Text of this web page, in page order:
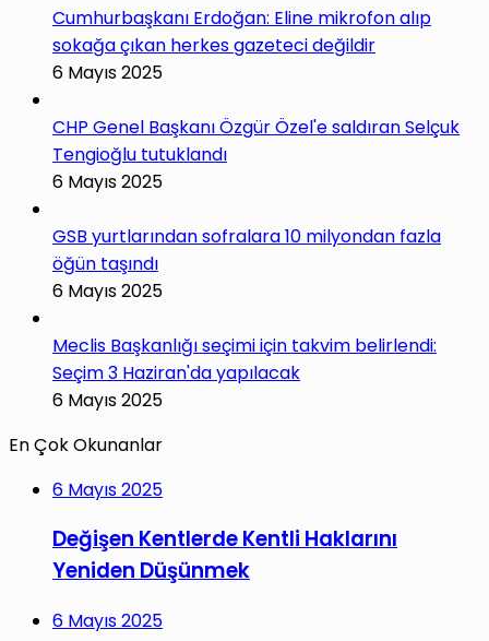
Cumhurbaşkanı Erdoğan: Eline mikrofon alıp
sokağa çıkan herkes gazeteci değildir
6 Mayıs 2025
CHP Genel Başkanı Özgür Özel'e saldıran Selçuk
Tengioğlu tutuklandı
6 Mayıs 2025
GSB yurtlarından sofralara 10 milyondan fazla
öğün taşındı
6 Mayıs 2025
Meclis Başkanlığı seçimi için takvim belirlendi:
Seçim 3 Haziran'da yapılacak
6 Mayıs 2025
En Çok Okunanlar
6 Mayıs 2025
Değişen Kentlerde Kentli Haklarını
Yeniden Düşünmek
6 Mayıs 2025